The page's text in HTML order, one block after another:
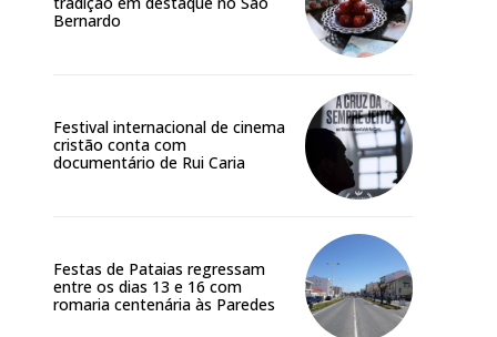
Bernardo
Festival internacional de cinema
cristão conta com
documentário de Rui Caria
Festas de Pataias regressam
entre os dias 13 e 16 com
romaria centenária às Paredes